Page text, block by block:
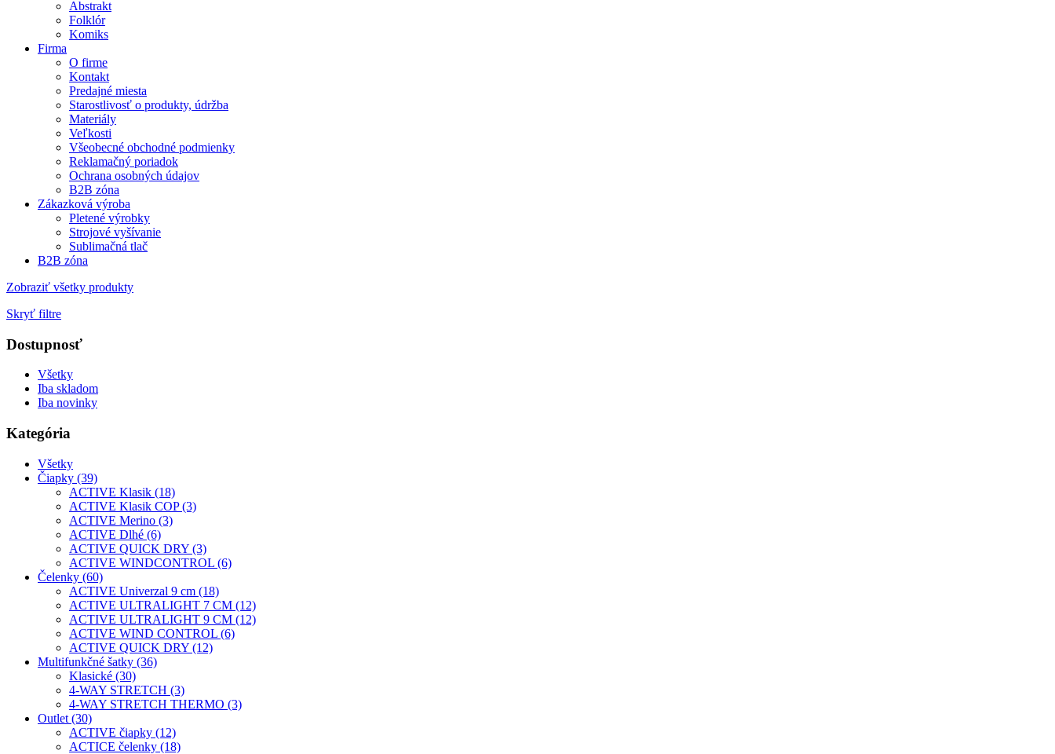
Abstrakt
Folklór
Komiks
Firma
O firme
Kontakt
Predajné miesta
Starostlivosť o produkty, údržba
Materiály
Veľkosti
Všeobecné obchodné podmienky
Reklamačný poriadok
Ochrana osobných údajov
B2B zóna
Zákazková výroba
Pletené výrobky
Strojové vyšívanie
Sublimačná tlač
B2B zóna
Zobraziť všetky produkty
Skryť filtre
Dostupnosť
Všetky
Iba skladom
Iba novinky
Kategória
Všetky
Čiapky (39)
ACTIVE Klasik (18)
ACTIVE Klasik COP (3)
ACTIVE Merino (3)
ACTIVE Dlhé (6)
ACTIVE QUICK DRY (3)
ACTIVE WINDCONTROL (6)
Čelenky (60)
ACTIVE Univerzal 9 cm (18)
ACTIVE ULTRALIGHT 7 CM (12)
ACTIVE ULTRALIGHT 9 CM (12)
ACTIVE WIND CONTROL (6)
ACTIVE QUICK DRY (12)
Multifunkčné šatky (36)
Klasické (30)
4-WAY STRETCH (3)
4-WAY STRETCH THERMO (3)
Outlet (30)
ACTIVE čiapky (12)
ACTICE čelenky (18)